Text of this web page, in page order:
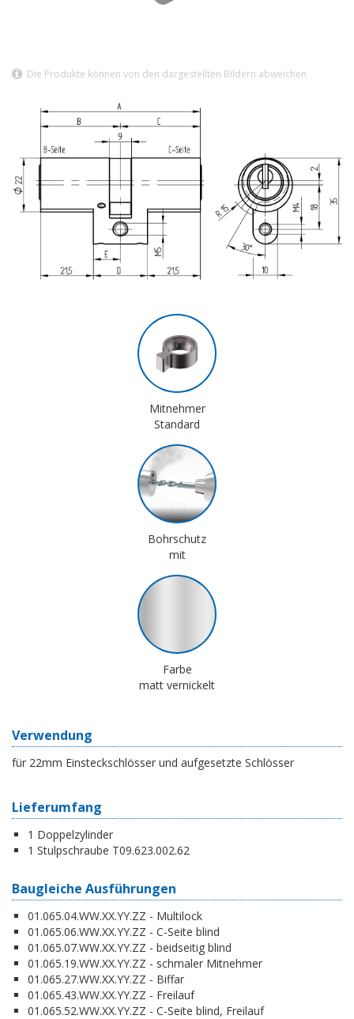
Die Produkte können von den dargestellten Bildern abweichen
Mitnehmer
Standard
Bohrschutz
mit
Farbe
matt vernickelt
Verwendung
für 22mm Einsteckschlösser und aufgesetzte Schlösser
Lieferumfang
1 Doppelzylinder
1 Stulpschraube T09.623.002.62
Baugleiche Ausführungen
01.065.04.WW.XX.YY.ZZ - Multilock
01.065.06.WW.XX.YY.ZZ - C-Seite blind
01.065.07.WW.XX.YY.ZZ - beidseitig blind
01.065.19.WW.XX.YY.ZZ - schmaler Mitnehmer
01.065.27.WW.XX.YY.ZZ - Biffar
01.065.43.WW.XX.YY.ZZ - Freilauf
01.065.52.WW.XX.YY.ZZ - C-Seite blind, Freilauf